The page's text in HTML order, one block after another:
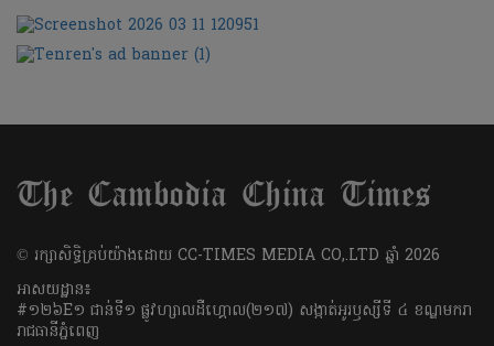
​© រក្សា​សិទ្ធិ​គ្រប់​យ៉ាង​ដោយ​ CC-TIMES MEDIA CO,.LTD ឆ្នាំ​ 2026
អាសយដ្ឋាន៖
#១២៦E១ ជាន់ទី១ ផ្លូវហ្សាលដឺហ្គោល(២១៧) សង្កាត់អូរឫស្សីទី ៤ ខណ្ឌមករា
រាជធានីភ្នំពេញ